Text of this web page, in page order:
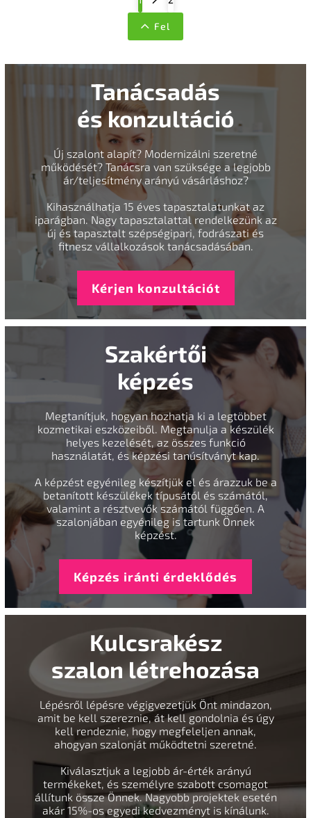
Fel
Tanácsadás
és konzultáció
Új szalont alapít? Modernizálni szeretné
működését? Tanácsra van szüksége a legjobb
ár/teljesítmény arányú vásárláshoz?
Kihasználhatja 15 éves tapasztalatunkat az
iparágban. Nagy tapasztalattal rendelkezünk az
új és tapasztalt szépségipari, fodrászati és
fitnesz vállalkozások tanácsadásában.
Kérjen konzultációt
Szakértői
képzés
Megtanítjuk, hogyan hozhatja ki a legtöbbet
kozmetikai eszközeiből. Megtanulja a készülék
helyes kezelését, az összes funkció
használatát, és képzési tanúsítványt kap.
A képzést egyénileg készítjük el és árazzuk be a
betanított készülékek típusától és számától,
valamint a résztvevők számától függően. A
szalonjában egyénileg is tartunk Önnek
képzést.
Képzés iránti érdeklődés
Kulcsrakész
szalon létrehozása
Lépésről lépésre végigvezetjük Önt mindazon,
amit be kell szereznie, át kell gondolnia és úgy
kell rendeznie, hogy megfeleljen annak,
ahogyan szalonját működtetni szeretné.
Kiválasztjuk a legjobb ár-érték arányú
termékeket, és személyre szabott csomagot
állítunk össze Önnek. Nagyobb projektek esetén
akár 15%-os egyedi kedvezményt is kínálunk.